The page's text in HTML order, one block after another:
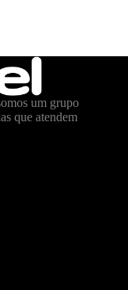
um grupo
que atendem